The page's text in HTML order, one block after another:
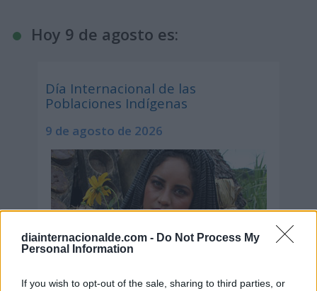
diainternacionalde.com - Do Not Process My
Personal Information
If you wish to opt-out of the sale, sharing to third parties, or
Hoy 9 de agosto es:
Día Internacional de las
Poblaciones Indígenas
9 de agosto de 2026